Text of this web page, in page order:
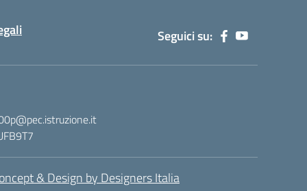
Seguici su:
& Design by Designers Italia